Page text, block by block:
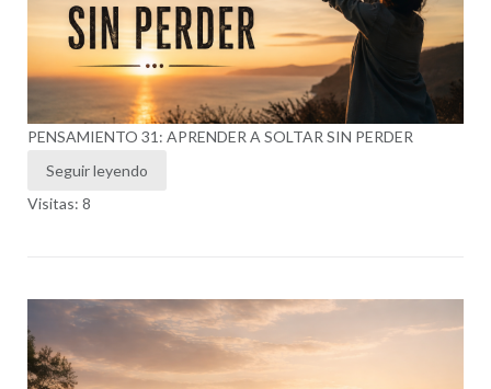
PENSAMIENTO 31: APRENDER A SOLTAR SIN PERDER
Seguir leyendo
Visitas: 8